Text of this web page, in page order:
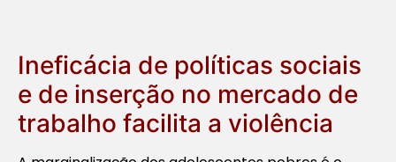
Ineficácia de políticas sociais
e de inserção no mercado de
trabalho facilita a violência